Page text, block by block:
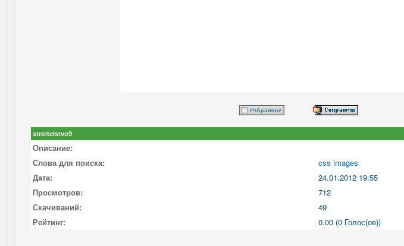
stroitelstvo9
Описание:
Слова для поиска:
css images
Дата:
24.01.2012 19:55
Просмотров:
712
Скачиваний:
49
Рейтинг:
0.00 (0 Голос(ов))